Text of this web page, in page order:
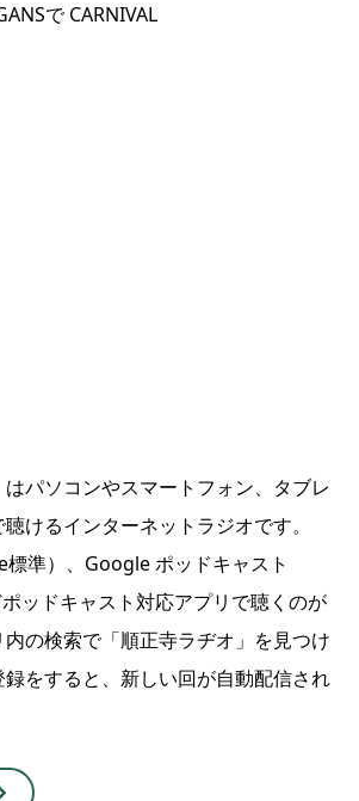
で CARNIVAL
はパソコンやスマートフォン、タブレ
けるインターネットラジオです。
準）、Google ポッドキャスト
ッドキャスト対応アプリで聴くのが
の検索で「順正寺ラヂオ」を見つけ
をすると、新しい回が自動配信され